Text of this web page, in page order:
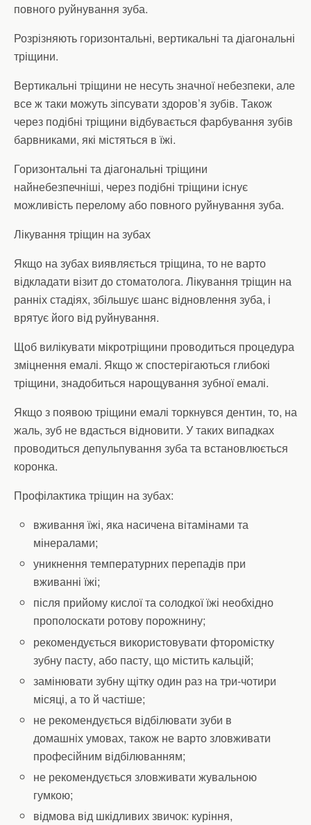
повного руйнування зуба.
Розрізняють горизонтальні, вертикальні та діагональні
тріщини.
Вертикальні тріщини не несуть значної небезпеки, але
все ж таки можуть зіпсувати здоров’я зубів. Також
через подібні тріщини відбувається фарбування зубів
барвниками, які містяться в їжі.
Горизонтальні та діагональні тріщини
найнебезпечніші, через подібні тріщини існує
можливість перелому або повного руйнування зуба.
Лікування тріщин на зубах
Якщо на зубах виявляється тріщина, то не варто
відкладати візит до стоматолога. Лікування тріщин на
ранніх стадіях, збільшує шанс відновлення зуба, і
врятує його від руйнування.
Щоб вилікувати мікротріщини проводиться процедура
зміцнення емалі. Якщо ж спостерігаються глибокі
тріщини, знадобиться нарощування зубної емалі.
Якщо з появою тріщини емалі торкнувся дентин, то, на
жаль, зуб не вдасться відновити. У таких випадках
проводиться депульпування зуба та встановлюється
коронка.
Профілактика тріщин на зубах:
вживання їжі, яка насичена вітамінами та
мінералами;
уникнення температурних перепадів при
вживанні їжі;
після прийому кислої та солодкої їжі необхідно
прополоскати ротову порожнину;
рекомендується використовувати фторомістку
зубну пасту, або пасту, що містить кальцій;
замінювати зубну щітку один раз на три-чотири
місяці, а то й частіше;
не рекомендується відбілювати зуби в
домашніх умовах, також не варто зловживати
професійним відбілюванням;
не рекомендується зловживати жувальною
гумкою;
відмова від шкідливих звичок: куріння,